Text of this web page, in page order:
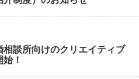
相談所向けのクリエイティブ
！